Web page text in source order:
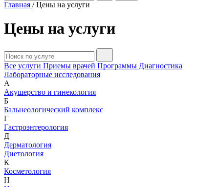
Главная / Цены на услуги
Цены на услуги
Все услуги Приемы врачей Программы Диагностика
Лабораторные исследования
А
Акушерство и гинекология
Б
Бальнеологический комплекс
Г
Гастроэнтерология
Д
Дерматология
Диетология
К
Косметология
Н